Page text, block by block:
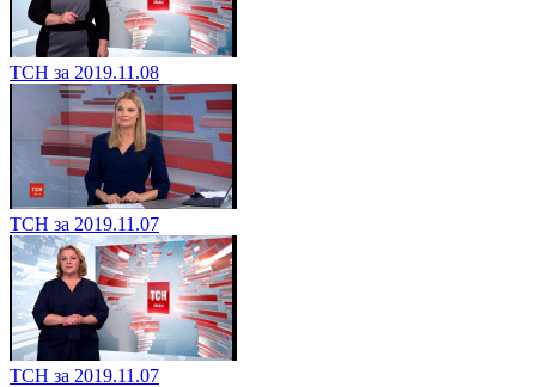
ТСН за 2019.11.08
ТСН за 2019.11.07
ТСН за 2019.11.07